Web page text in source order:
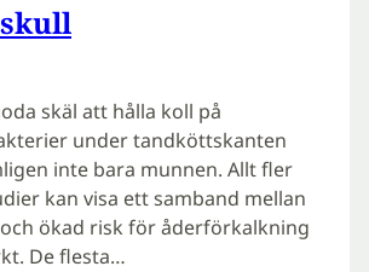
skäl att hålla koll på
under tandköttskanten
inte bara munnen. Allt fler
kan visa ett samband mellan
ökad risk för åderförkalkning
De flesta…